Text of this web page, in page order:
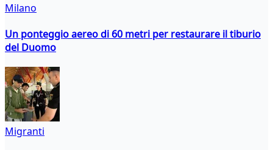
Milano
Un ponteggio aereo di 60 metri per restaurare il tiburio
del Duomo
Migranti